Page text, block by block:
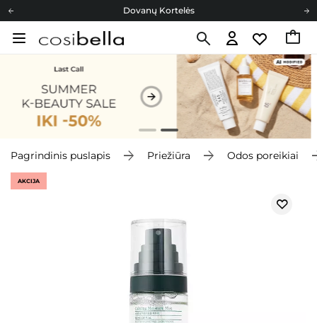
Dovanų Kortelės
Cosibella lojalumo programa
Pagrindinis puslapis Priežiūra Odos poreikiai
AKCIJA